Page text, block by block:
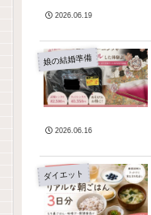
2026.06.19
娘の結婚準備
2026.06.16
ダイエット